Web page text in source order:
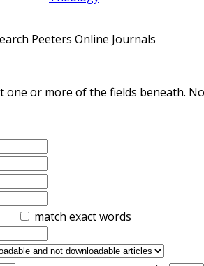
Peeters Online Journals
one or more of the fields beneath.
match exact words